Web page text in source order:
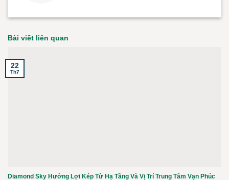
Bài viết liên quan
Diamond Sky Hưởng Lợi Kép Từ Hạ Tầng Và Vị Trí Trung Tâm Vạn Phúc
22
Th7